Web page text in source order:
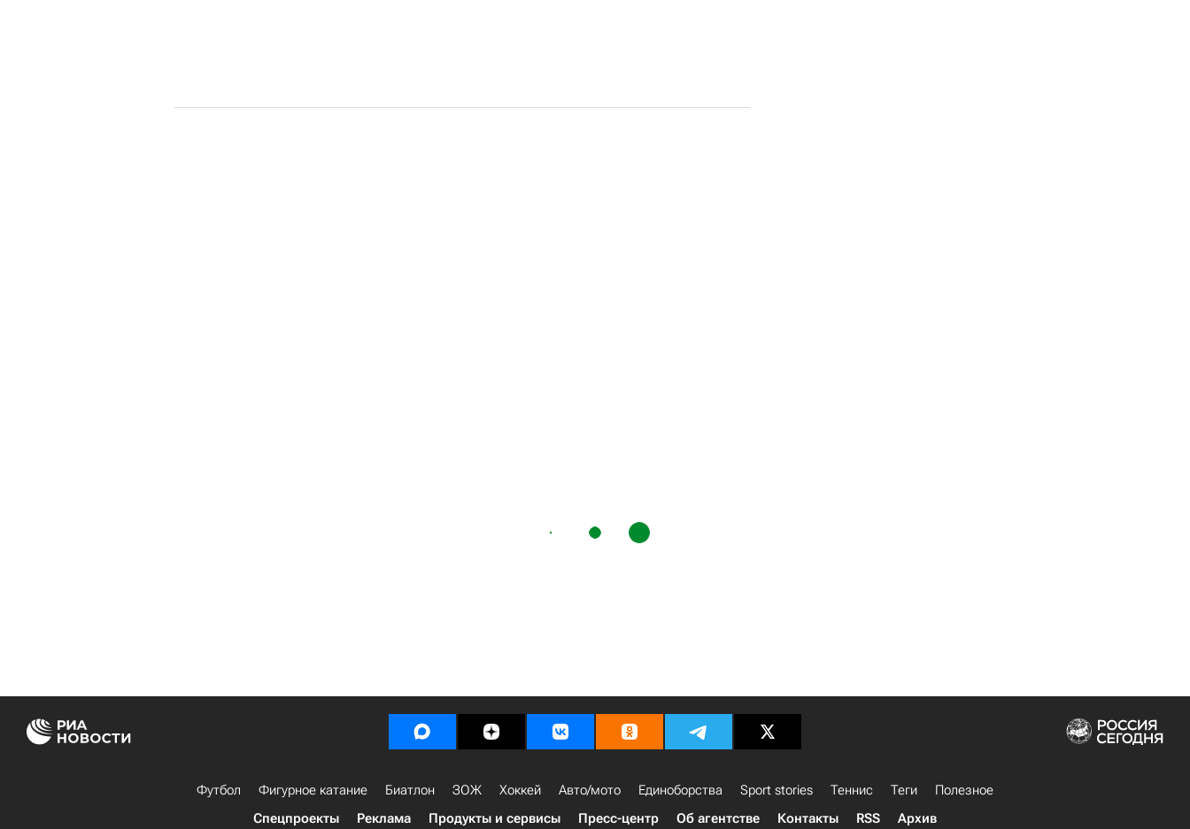
Футбол Фигурное катание Биатлон ЗОЖ Хоккей Авто/мото Единоборства Sport stories Теннис Теги
Полезное
Спецпроекты
Реклама Продукты и сервисы Пресс-центр Об агентстве Контакты RSS Архив